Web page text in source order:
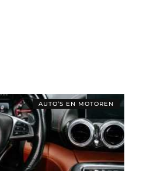
AUTO’S EN MOTOREN